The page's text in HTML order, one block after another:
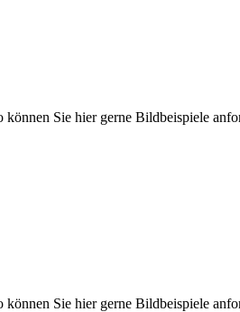
Sie hier gerne Bildbeispiele
Sie hier gerne Bildbeispiele